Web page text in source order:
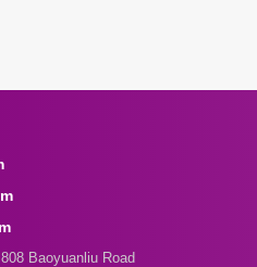
Baoyuanliu Road